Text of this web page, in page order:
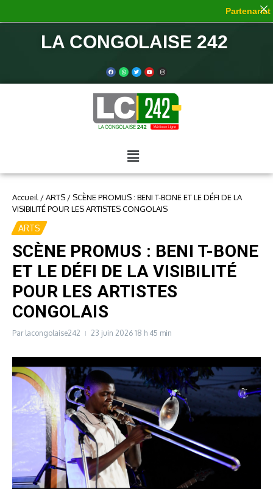
LA CONGOLAISE 242
Accueil /ARTS / SCÈNE PROMUS : BENI T-BONE ET LE DÉFI DE LA
VISIBILITÉ POUR LES ARTISTES CONGOLAIS
ARTS
SCÈNE PROMUS : BENI T-BONE
ET LE DÉFI DE LA VISIBILITÉ
POUR LES ARTISTES
CONGOLAIS
Par lacongolaise242 23 juin 2026 18 h 45 min
Partenariat